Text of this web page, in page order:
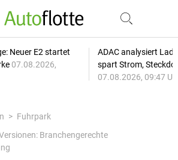
Neuer E2 startet
07.08.2026,
ADAC analysiert
spart Strom,
07.08.2026, 09:47
Fuhrpark
Branchengerechte